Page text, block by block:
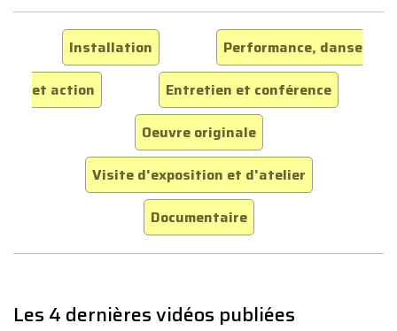
Installation
Performance, danse
et action
Entretien et conférence
Oeuvre originale
Visite d'exposition et d'atelier
Documentaire
Les 4 dernières vidéos publiées